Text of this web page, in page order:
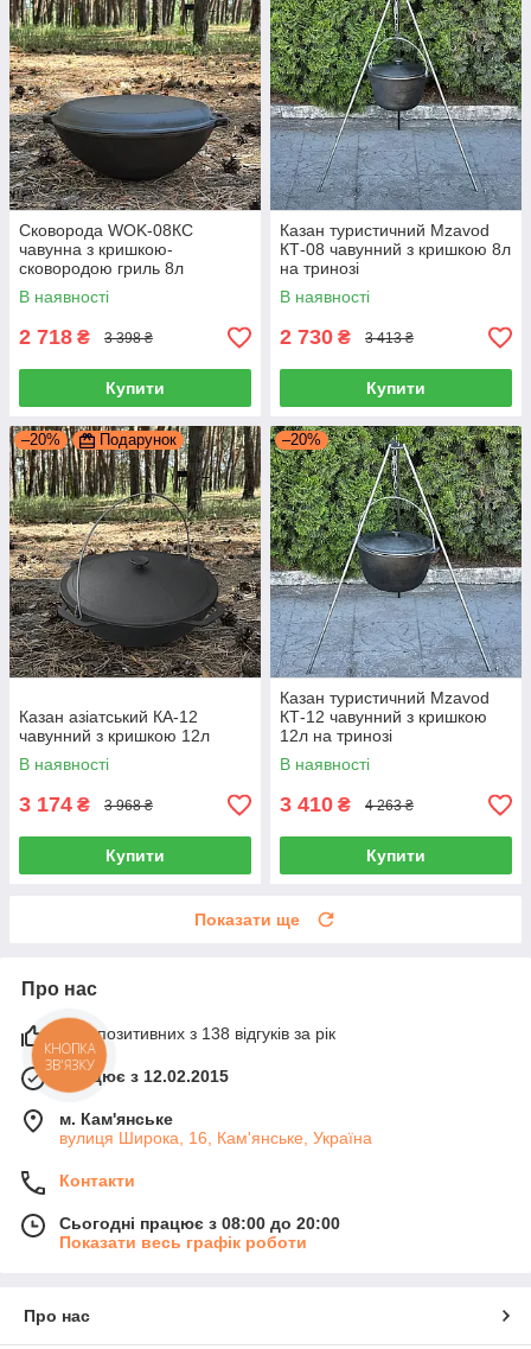
Сковорода WOK-08КС
чавунна з кришкою-
сковородою гриль 8л
В наявності
2 718 ₴ 3 398 ₴
Купити
Казан туристичний Mzavod
КТ-08 чавунний з кришкою 8л
на тринозі
В наявності
2 730 ₴ 3 413 ₴
Купити
–20% Подарунок
Казан азіатський КА-12
чавунний з кришкою 12л
В наявності
3 174 ₴ 3 968 ₴
Купити
–20%
Казан туристичний Mzavod
КТ-12 чавунний з кришкою
12л на тринозі
В наявності
3 410 ₴ 4 263 ₴
Купити
Показати ще
Про нас
93% позитивних з 138 відгуків за рік
Працює з 12.02.2015
м. Кам'янське
вулиця Широка, 16, Кам'янське, Україна
Контакти
Сьогодні працює з 08:00 до 20:00
Показати весь графік роботи
Про нас
КНОПКА
ЗВ'ЯЗКУ